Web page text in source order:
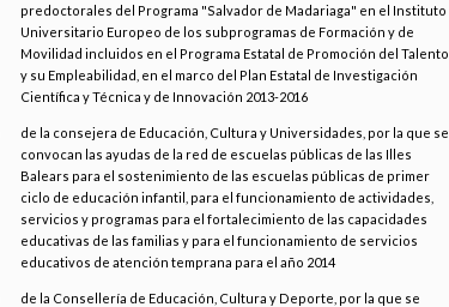
predoctorales del Programa "Salvador de Madariaga" en el Instituto
Universitario Europeo de los subprogramas de Formación y de
Movilidad incluidos en el Programa Estatal de Promoción del Talento
y su Empleabilidad, en el marco del Plan Estatal de Investigación
Científica y Técnica y de Innovación 2013-2016
de la consejera de Educación, Cultura y Universidades, por la que se
convocan las ayudas de la red de escuelas públicas de las Illes
Balears para el sostenimiento de las escuelas públicas de primer
ciclo de educación infantil, para el funcionamiento de actividades,
servicios y programas para el fortalecimiento de las capacidades
educativas de las familias y para el funcionamiento de servicios
educativos de atención temprana para el año 2014
de la Consellería de Educación, Cultura y Deporte, por la que se